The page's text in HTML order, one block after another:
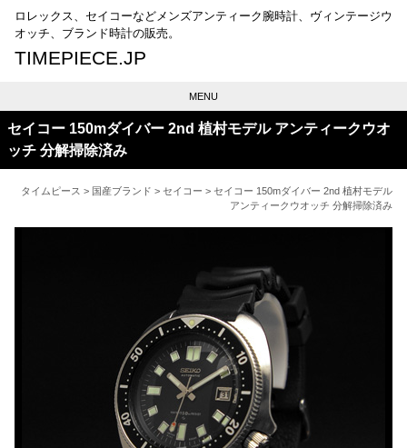
ロレックス、セイコーなどメンズアンティーク腕時計、ヴィンテージウ
オッチ、ブランド時計の販売。
TIMEPIECE.JP
MENU
セイコー 150mダイバー 2nd 植村モデル アンティークウオ
ッチ 分解掃除済み
タイムピース > 国産ブランド > セイコー > セイコー 150mダイバー 2nd 植村モデル
アンティークウオッチ 分解掃除済み